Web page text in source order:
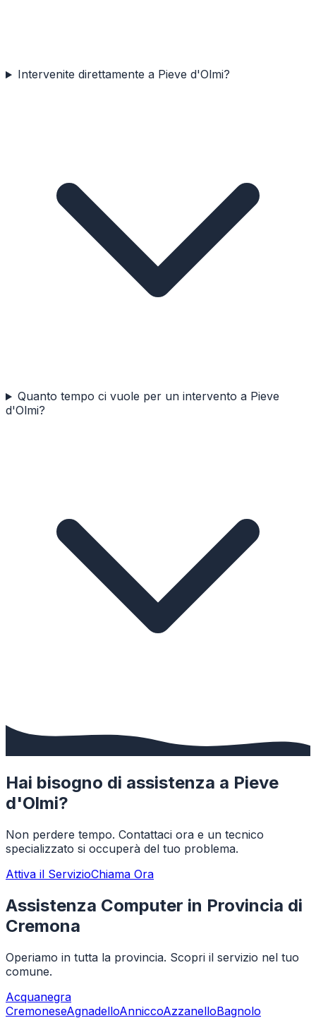
Intervenite direttamente a Pieve d'Olmi?
Quanto tempo ci vuole per un intervento a Pieve
d'Olmi?
Hai bisogno di assistenza a Pieve
d'Olmi?
Non perdere tempo. Contattaci ora e un tecnico
specializzato si occuperà del tuo problema.
Attiva il ServizioChiama Ora
Assistenza Computer in Provincia di
Cremona
Operiamo in tutta la provincia. Scopri il servizio nel tuo
comune.
Acquanegra
CremoneseAgnadelloAnniccoAzzanelloBagnolo